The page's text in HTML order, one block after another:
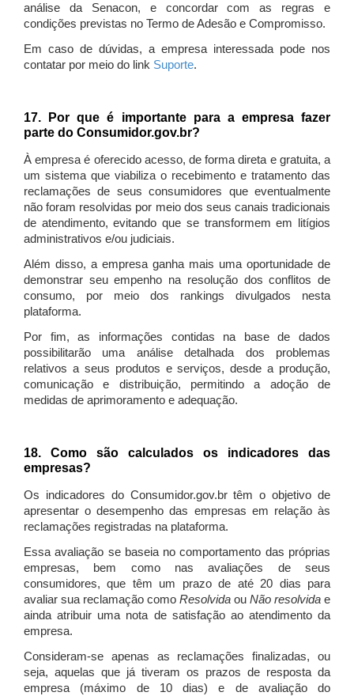
análise da Senacon, e concordar com as regras e
condições previstas no Termo de Adesão e Compromisso.
Em caso de dúvidas, a empresa interessada pode nos
contatar por meio do link Suporte.
17. Por que é importante para a empresa fazer
parte do Consumidor.gov.br?
À empresa é oferecido acesso, de forma direta e gratuita, a
um sistema que viabiliza o recebimento e tratamento das
reclamações de seus consumidores que eventualmente
não foram resolvidas por meio dos seus canais tradicionais
de atendimento, evitando que se transformem em litígios
administrativos e/ou judiciais.
Além disso, a empresa ganha mais uma oportunidade de
demonstrar seu empenho na resolução dos conflitos de
consumo, por meio dos rankings divulgados nesta
plataforma.
Por fim, as informações contidas na base de dados
possibilitarão uma análise detalhada dos problemas
relativos a seus produtos e serviços, desde a produção,
comunicação e distribuição, permitindo a adoção de
medidas de aprimoramento e adequação.
18. Como são calculados os indicadores das
empresas?
Os indicadores do Consumidor.gov.br têm o objetivo de
apresentar o desempenho das empresas em relação às
reclamações registradas na plataforma.
Essa avaliação se baseia no comportamento das próprias
empresas, bem como nas avaliações de seus
consumidores, que têm um prazo de até 20 dias para
avaliar sua reclamação como Resolvida ou Não resolvida e
ainda atribuir uma nota de satisfação ao atendimento da
empresa.
Consideram-se apenas as reclamações finalizadas, ou
seja, aquelas que já tiveram os prazos de resposta da
empresa (máximo de 10 dias) e de avaliação do